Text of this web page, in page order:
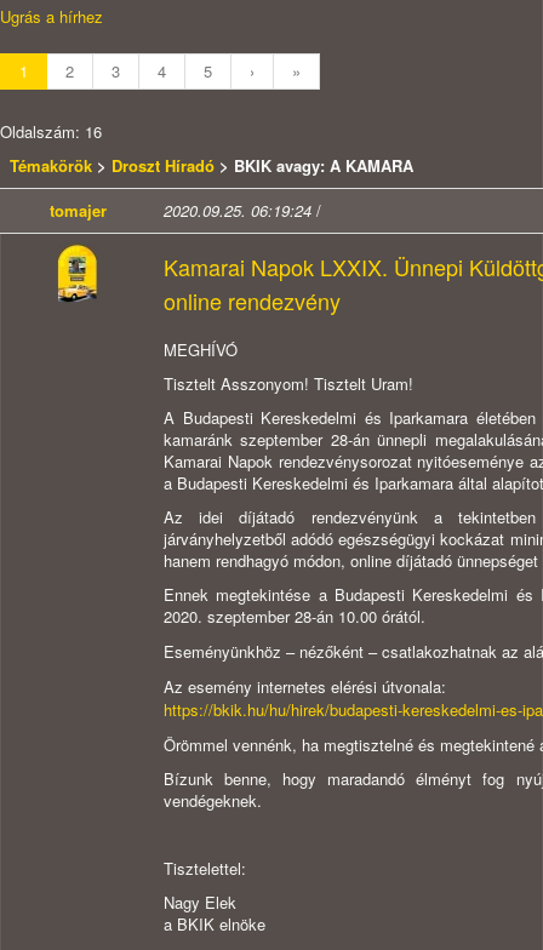
Ugrás a hírhez
1 2 3 4 5 › »
Oldalszám: 16
Témakörök > Droszt Híradó > BKIK avagy: A KAMARA
tomajer
2020.09.25. 06:19:24 /
Kamarai Napok LXXIX. Ünnepi
online rendezvény
MEGHÍVÓ
Tisztelt Asszonyom! Tisztelt Uram!
A Budapesti Kereskedelmi és Iparkamara
kamaránk szeptember 28-án ünnepli
Kamarai Napok rendezvénysorozat nyitóeseménye
a Budapesti Kereskedelmi és Iparkamara által
Az idei díjátadó rendezvényünk a
járványhelyzetből adódó egészségügyi kockázat
hanem rendhagyó módon, online díjátadó
Ennek megtekintése a Budapesti Kereskedelmi
2020. szeptember 28-án 10.00 órától.
Eseményünkhöz – nézőként – csatlakozhatnak az
Az esemény internetes elérési útvonala:
https://bkik.hu/hu/hirek/budapesti-kereskedelmi-es-
Örömmel vennénk, ha megtisztelné és
Bízunk benne, hogy maradandó élményt fog
vendégeknek.
Tisztelettel:
Nagy Elek
a BKIK elnöke